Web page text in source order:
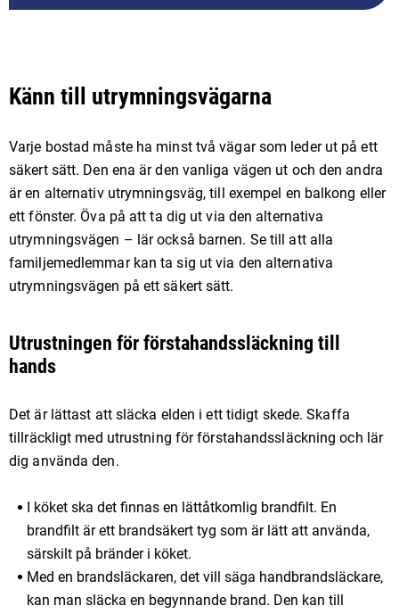
Känn till utrymningsvägarna
Varje bostad måste ha minst två vägar som leder ut på ett
säkert sätt. Den ena är den vanliga vägen ut och den andra
är en alternativ utrymningsväg, till exempel en balkong eller
ett fönster. Öva på att ta dig ut via den alternativa
utrymningsvägen – lär också barnen. Se till att alla
familjemedlemmar kan ta sig ut via den alternativa
utrymningsvägen på ett säkert sätt.
Utrustningen för förstahandssläckning till
hands
Det är lättast att släcka elden i ett tidigt skede. Skaffa
tillräckligt med utrustning för förstahandssläckning och lär
dig använda den.
I köket ska det finnas en lättåtkomlig brandfilt. En
brandfilt är ett brandsäkert tyg som är lätt att använda,
särskilt på bränder i köket.
Med en brandsläckaren, det vill säga handbrandsläckare,
kan man släcka en begynnande brand. Den kan till